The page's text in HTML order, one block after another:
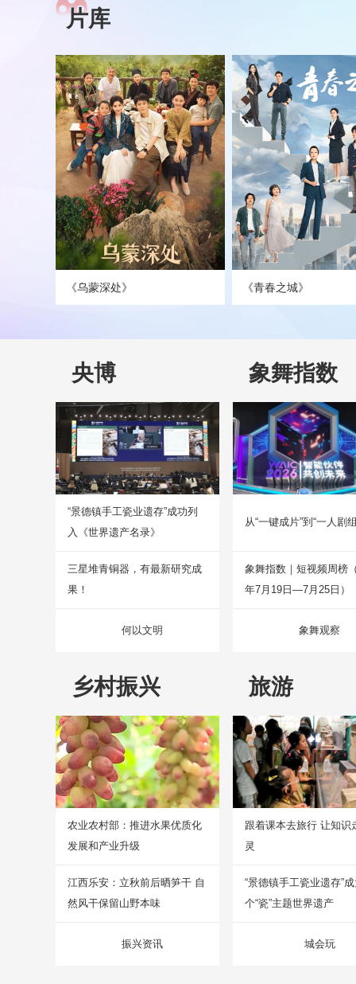
片库
《乌蒙深处》 《青春之城》
央博
“景德镇手工瓷业遗存”成功列
入《世界遗产名录》
三星堆青铜器，有最新研究成
果！
何以文明
象舞指数
从“一键成片”到“一人剧
象舞指数｜短视频周榜
年7月19日—7月25日）
象舞观察
乡村振兴
农业农村部：推进水果优质化
发展和产业升级
江西乐安：立秋前后晒笋干 自
然风干保留山野本味
振兴资讯
旅游
跟着课本去旅行 让知识
灵
“景德镇手工瓷业遗存”
个“瓷”主题世界遗产
城会玩